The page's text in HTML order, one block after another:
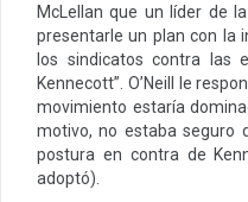
McLellan que un líder de
presentarle un plan con la
los sindicatos contra las
Kennecott”. O’Neill le
movimiento estaría
motivo, no estaba seguro
postura en contra de
adoptó).